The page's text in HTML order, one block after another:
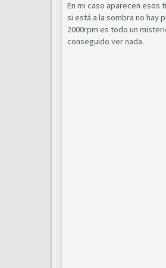
En mi caso aparecen esos
si está a la sombra no hay
2000rpm es todo un
conseguido ver nada.